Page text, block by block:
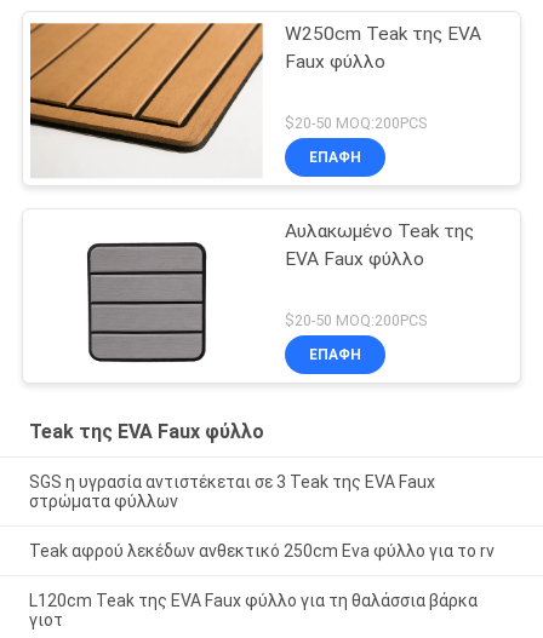
W250cm Teak της EVA
Faux φύλλο
$20-50 MOQ:200PCS
ΕΠΑΦΉ
Αυλακωμένο Teak της
EVA Faux φύλλο
$20-50 MOQ:200PCS
ΕΠΑΦΉ
Teak της EVA Faux φύλλο
SGS η υγρασία αντιστέκεται σε 3 Teak της EVA Faux
στρώματα φύλλων
Teak αφρού λεκέδων ανθεκτικό 250cm Eva φύλλο για το rv
L120cm Teak της EVA Faux φύλλο για τη θαλάσσια βάρκα
γιοτ